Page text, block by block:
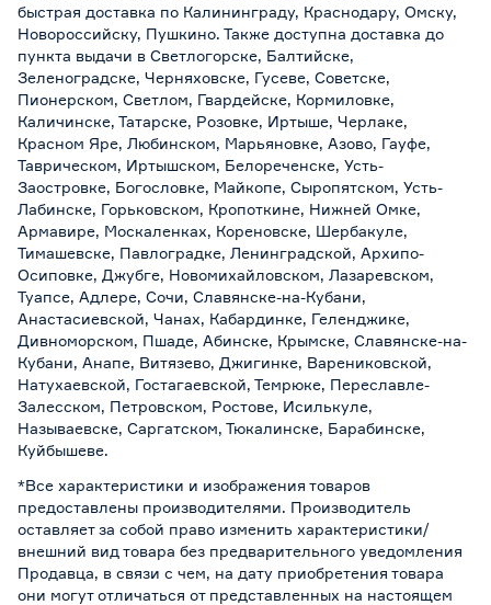
быстрая доставка по Калининграду, Краснодару, Омску,
Новороссийску, Пушкино. Также доступна доставка до
пункта выдачи в Светлогорске, Балтийске,
Зеленоградске, Черняховске, Гусеве, Советске,
Пионерском, Светлом, Гвардейске, Кормиловке,
Каличинске, Татарске, Розовке, Иртыше, Черлаке,
Красном Яре, Любинском, Марьяновке, Азово, Гауфе,
Таврическом, Иртышском, Белореченске, Усть-
Заостровке, Богословке, Майкопе, Сыропятском, Усть-
Лабинске, Горьковском, Кропоткине, Нижней Омке,
Армавире, Москаленках, Кореновске, Шербакуле,
Тимашевске, Павлоградке, Ленинградской, Архипо-
Осиповке, Джубге, Новомихайловском, Лазаревском,
Туапсе, Адлере, Сочи, Славянске-на-Кубани,
Анастасиевской, Чанах, Кабардинке, Геленджике,
Дивноморском, Пшаде, Абинске, Крымске, Славянске-на-
Кубани, Анапе, Витязево, Джигинке, Варениковской,
Натухаевской, Гостагаевской, Темрюке, Переславле-
Залесском, Петровском, Ростове, Исилькуле,
Называевске, Саргатском, Тюкалинске, Барабинске,
Куйбышеве.
*Все характеристики и изображения товаров
предоставлены производителями. Производитель
оставляет за собой право изменить характеристики/
внешний вид товара без предварительного уведомления
Продавца, в связи с чем, на дату приобретения товара
они могут отличаться от представленных на настоящем